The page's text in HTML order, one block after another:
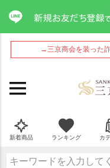
→三京商会を装った
新着商品 ランキング カ